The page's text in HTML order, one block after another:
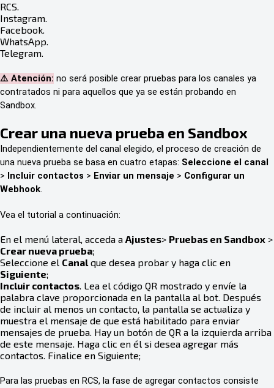
RCS.
Instagram.
Facebook.
WhatsApp.
Telegram.
⚠️ Atención: no será posible crear pruebas para los canales ya
contratados ni para aquellos que ya se están probando en
Sandbox.
Crear una nueva prueba en Sandbox
Independientemente del canal elegido, el proceso de creación de
una nueva prueba se basa en cuatro etapas: Seleccione el canal
> Incluir contactos > Enviar un mensaje > Configurar un
Webhook.
Vea el tutorial a continuación:
En el menú lateral, acceda a Ajustes> Pruebas en Sandbox >
Crear nueva prueba;
Seleccione el Canalque desea probar y haga clic en
Siguiente;
Incluir contactos. Lea el código QR mostrado y envíe la
palabra clave proporcionada en la pantalla al bot. Después
de incluir al menos un contacto, la pantalla se actualiza y
muestra el mensaje de que está habilitado para enviar
mensajes de prueba. Hay un botón de QR a la izquierda arriba
de este mensaje. Haga clic en él si desea agregar más
contactos. Finalice en Siguiente;
Para las pruebas en RCS, la fase de agregar contactos consiste